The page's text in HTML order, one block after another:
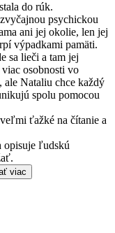
do rúk.
psychickou
ani jej okolie, len jej
výpadkami pamäti.
sa lieči a tam jej
osobnosti vo
ale Nataliu chce každý
spolu pomocou
ťažké na čítanie a
opisuje ľudskú
viac